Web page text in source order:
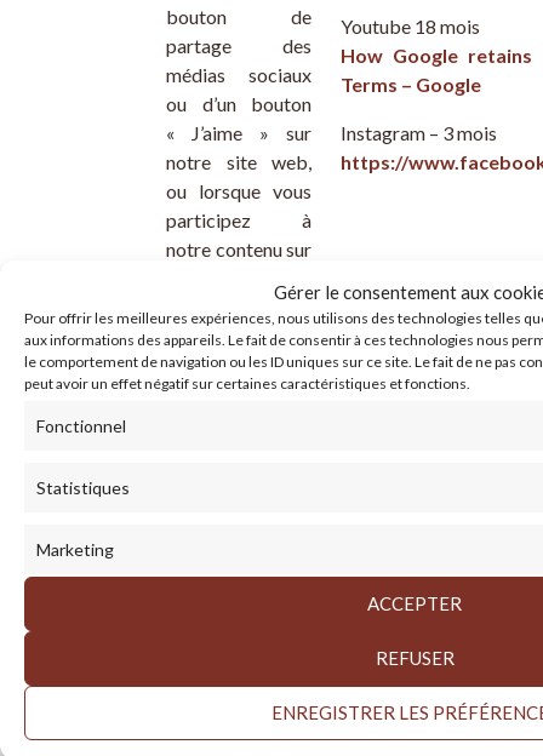
Gérer le consentement aux
Pour offrir les meilleures expériences, nous utilisons des technologies telles
aux informations des appareils. Le fait de consentir à ces technologies nous
le comportement de navigation ou les ID uniques sur ce site. Le fait de ne pas
peut avoir un effet négatif sur certaines caractéristiques et fonctions.
Fonctionnel
Statistiques
Marketing
ACCEPTER
REFUSER
ENREGISTRER LES
bouton de
partage des
médias sociaux
ou d’un bouton
« J’aime » sur
notre site web,
ou lorsque vous
participez à
notre contenu sur
l’intermédiaire
d’un site social tel
que Facebook ou
Twitter. Ces
social et si vous y
êtes connecté
lorsque vous
Youtube 18 mois
How Google
Terms – Google
Instagram – 3 mois
https://